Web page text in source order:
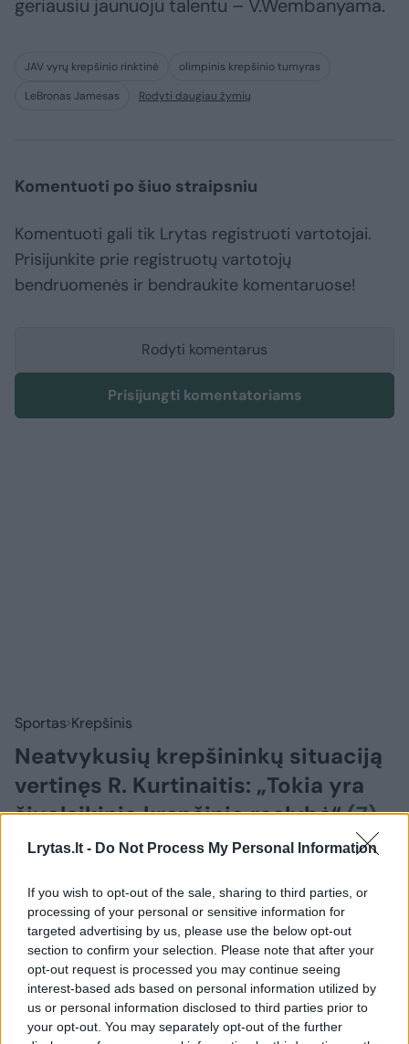
Lrytas.lt - Do Not Process My Personal Information
If you wish to opt-out of the sale, sharing to third parties, or
processing of your personal or sensitive information for
targeted advertising by us, please use the below opt-out
section to confirm your selection. Please note that after your
opt-out request is processed you may continue seeing
interest-based ads based on personal information utilized by
us or personal information disclosed to third parties prior to
your opt-out. You may separately opt-out of the further
geriausiu jaunuoju talentu – V.Wembanyama.
JAV vyrų krepšinio rinktinė
olimpinis krepšinio turnyras
LeBronas Jamesas
Rodyti daugiau žymių
Komentuoti po šiuo straipsniu
Komentuoti gali tik Lrytas registruoti vartotojai.
Prisijunkite prie registruotų vartotojų
bendruomenės ir bendraukite komentaruose!
Rodyti komentarus
Prisijungti komentatoriams
Sportas Krepšinis
Neatvykusių krepšininkų situaciją
vertinęs R. Kurtinaitis: „Tokia yra
šiuolaikinio krepšinio realybė“(7)
2026 m. rugpjūčio 7 d. 09:37
Lrytas.lt
Lietuvos rinktinei desperatiškai siekiant
pergalių atrankoje į 2027 metų pasaulio
čempionatą, nemaža dalis krepšininkų